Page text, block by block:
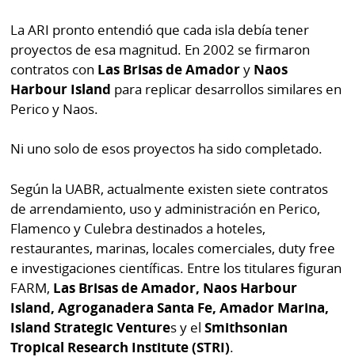
La ARI pronto entendió que cada isla debía tener
proyectos de esa magnitud. En 2002 se firmaron
contratos con Las Brisas de Amadory Naos
Harbour Island para replicar desarrollos similares en
Perico y Naos.
Ni uno solo de esos proyectos ha sido completado.
Según la UABR, actualmente existen siete contratos
de arrendamiento, uso y administración en Perico,
Flamenco y Culebra destinados a hoteles,
restaurantes, marinas, locales comerciales, duty free
e investigaciones científicas. Entre los titulares figuran
FARM, Las Brisas de Amador, Naos Harbour
Island, Agroganadera Santa Fe, Amador Marina,
Island Strategic Ventures y elSmithsonian
Tropical Research Institute (STRI).